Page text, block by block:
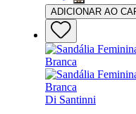
ADICIONAR AO
Di Santinni